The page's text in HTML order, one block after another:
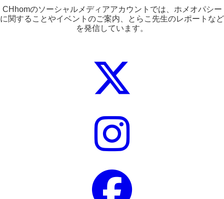
CHhomのソーシャルメディアアカウントでは、ホメオパシー
に関することやイベントのご案内、とらこ先生のレポートなど
を発信しています。